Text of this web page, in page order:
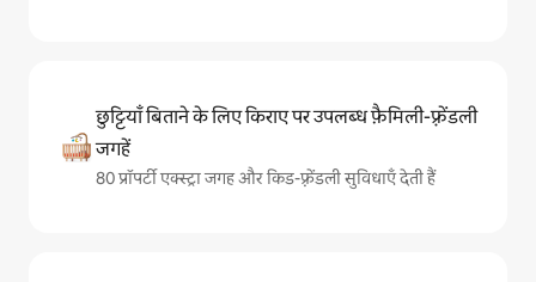
छुट्टियाँ बिताने के लिए किराए पर उपलब्ध फ़ैमिली-फ़्रेंडली
जगहें
80 प्रॉपर्टी एक्स्ट्रा जगह और किड-फ़्रेंडली सुविधाएँ देती हैं